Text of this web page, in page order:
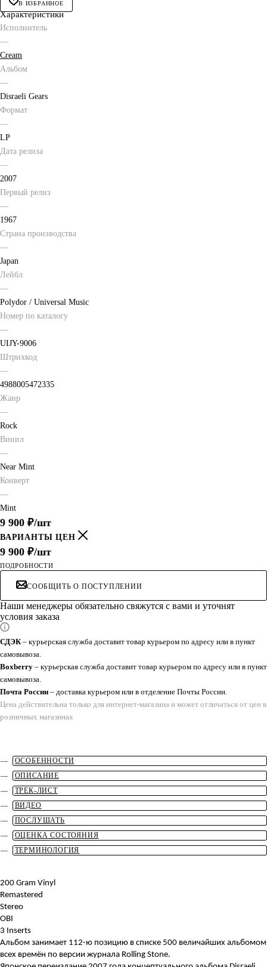
В ИЗБРАННОЕ
Характеристики
Исполнитель
—
Cream
Альбом
—
Disraeli Gears
Формат
—
LP
Дата релиза
—
2007
Первый релиз
—
1967
Страна производства
—
Japan
Лейбл
—
Polydor / Universal Music
Номер по каталогу
—
UIJY-9006
Штрихкод
—
4988005472335
Жанр
—
Rock
Винил
—
Near Mint
Конверт
—
Mint
9 900 ₽/шт
ВАРИАНТЫ ЦЕН
9 900 ₽/шт
ПОДРОБНОСТИ
СООБЩИТЬ О ПОСТУПЛЕНИИ
Наши менеджеры обязательно свяжутся с вами и уточнят
условия заказа
СДЭК– курьерская служба доставит товар курьером по адресу или в пункт
самовывоза.
Boxberry – курьерская служба доставит товар курьером по адресу или в пункт
самовывоза.
Почта России – доставка курьером или в отделение Почты России.
Цена действительна только для интернет-магазина и может отличаться от цен в
розничных магазинах
ОСОБЕННОСТИ
ОПИСАНИЕ
ТРЕК-ЛИСТ
ВИДЕО
ПОСЛУШАТЬ
ОЦЕНКА СОСТОЯНИЯ
ТЕРМИНОЛОГИЯ
200 Gram Vinyl
Remastered
Stereo
OBI
3 Inserts
Альбом занимает 112-ю позицию в списке 500 величайших альбомом
всех времён по версии журнала Rolling Stone.